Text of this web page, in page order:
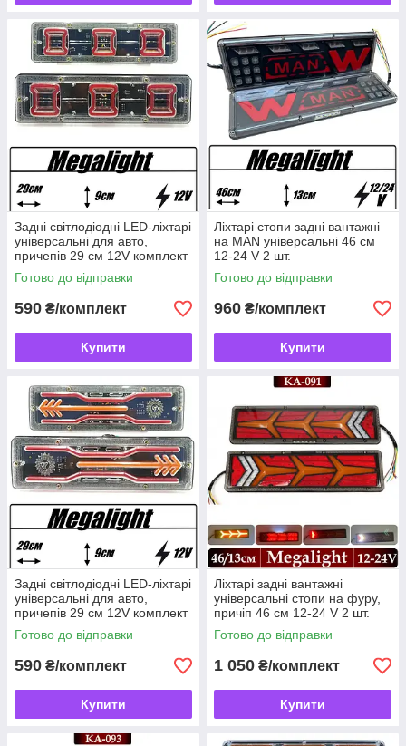
Задні світлодіодні LED-ліхтарі
універсальні для авто,
причепів 29 см 12V комплект
2 шт. G-WD26
Готово до відправки
590 ₴/комплект
Купити
Ліхтарі стопи задні вантажні
на MAN універсальні 46 см
12-24 V 2 шт.
Готово до відправки
960 ₴/комплект
Купити
Задні світлодіодні LED-ліхтарі
універсальні для авто,
причепів 29 см 12V комплект
2 шт. G-WD25
Готово до відправки
590 ₴/комплект
Купити
Ліхтарі задні вантажні
універсальні стопи на фуру,
причіп 46 см 12-24 V 2 шт.
Готово до відправки
1 050 ₴/комплект
Купити